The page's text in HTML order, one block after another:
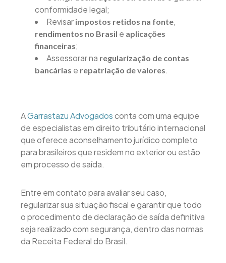
conformidade legal;
Revisar impostos retidos na fonte,
rendimentos no Brasil e aplicações
financeiras;
Assessorar na regularização de contas
bancárias e repatriação de valores.
AGarrastazu Advogadosconta com uma equipe
de especialistas em direito tributário internacional
que oferece aconselhamento jurídico completo
para brasileiros que residem no exterior ou estão
em processo de saída.
Entre em contato para avaliar seu caso,
regularizar sua situação fiscal e garantir que todo
o procedimento de declaração de saída definitiva
seja realizado com segurança, dentro das normas
da Receita Federal do Brasil.